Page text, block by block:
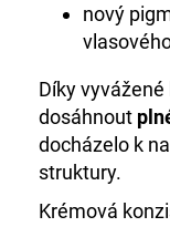
nový
Díky
dosáhnout
docházelo k
struktury.
Krémová